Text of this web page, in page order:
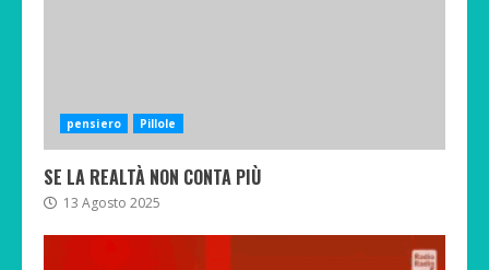
pensiero Pillole
SE LA REALTÀ NON CONTA PIÙ
13 Agosto 2025